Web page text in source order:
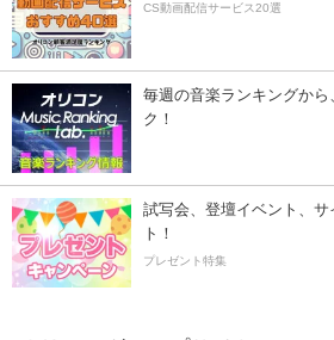
CS動画配信サービス20選
毎週の音楽ランキングか
ク！
試写会、登壇イベント、
ト！
プレゼント特集